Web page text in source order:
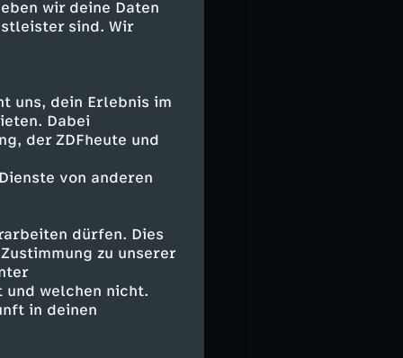
wir deine Daten
sind. Wir
uns, dein Erlebnis im
Dabei
der ZDFheute und
von anderen
dürfen. Dies
zu unserer
und welchen nicht.
in deinen